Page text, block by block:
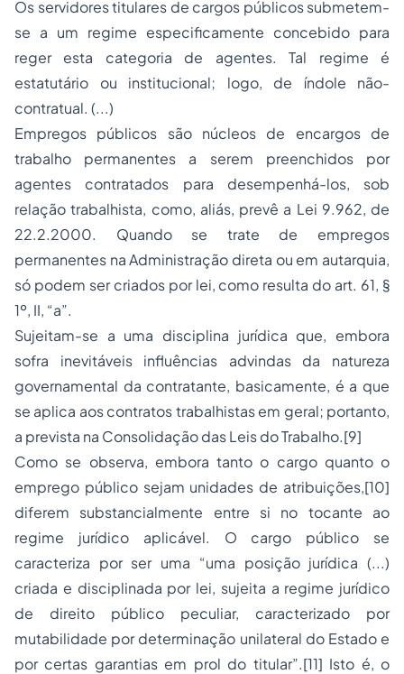
Os servidores titulares de cargos públicos submetem-
se a um regime especificamente concebido para
reger esta categoria de agentes. Tal regime é
estatutário ou institucional; logo, de índole não-
contratual. (...)
Empregos públicos são núcleos de encargos de
trabalho permanentes a serem preenchidos por
agentes contratados para desempenhá-los, sob
relação trabalhista, como, aliás, prevê a Lei 9.962, de
22.2.2000. Quando se trate de empregos
permanentes na Administração direta ou em autarquia,
só podem ser criados por lei, como resulta do art. 61, §
1º, II, “a”.
Sujeitam-se a uma disciplina jurídica que, embora
sofra inevitáveis influências advindas da natureza
governamental da contratante, basicamente, é a que
se aplica aos contratos trabalhistas em geral; portanto,
a prevista na Consolidação das Leis do Trabalho.[9]
Como se observa, embora tanto o cargo quanto o
emprego público sejam unidades de atribuições,[10]
diferem substancialmente entre si no tocante ao
regime jurídico aplicável. O cargo público se
caracteriza por ser uma “uma posição jurídica (...)
criada e disciplinada por lei, sujeita a regime jurídico
de direito público peculiar, caracterizado por
mutabilidade por determinação unilateral do Estado e
por certas garantias em prol do titular”.[11] Isto é, o